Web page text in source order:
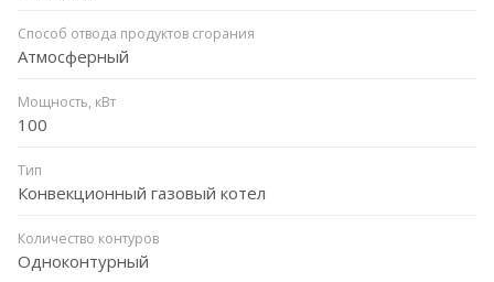
Способ отвода продуктов сгорания
Атмосферный
Мощность, кВт
100
Тип
Конвекционный газовый котел
Количество контуров
Одноконтурный